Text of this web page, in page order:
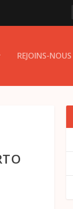
REJOINS-NOUS